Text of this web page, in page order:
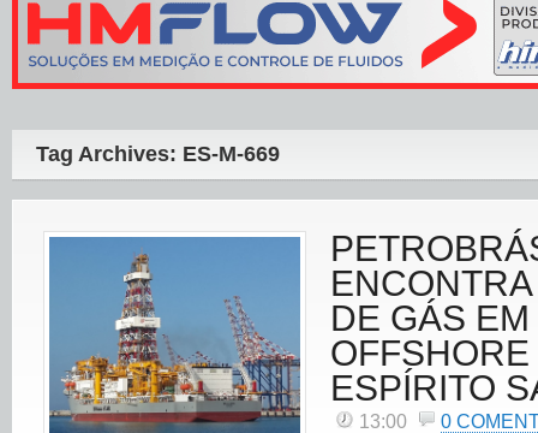
Tag Archives: ES-M-669
DE GÁS
ESPÍRITO
13:00 0